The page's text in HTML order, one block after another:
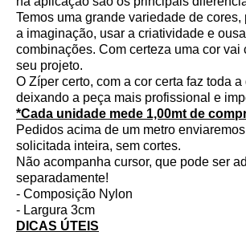
Temos uma grande variedade de cores,
a imaginação, usar a criatividade e
combinações. Com certeza uma cor vai
seu projeto.
O Zíper certo, com a cor certa faz toda a
deixando a peça mais profissional e
*Cada unidade mede 1,00mt de
Pedidos acima de um metro
solicitada inteira, sem cortes.
Não acompanha cursor, que pode ser
separadamente!
- Composição Nylon
- Largura 3cm
DICAS ÚTEIS